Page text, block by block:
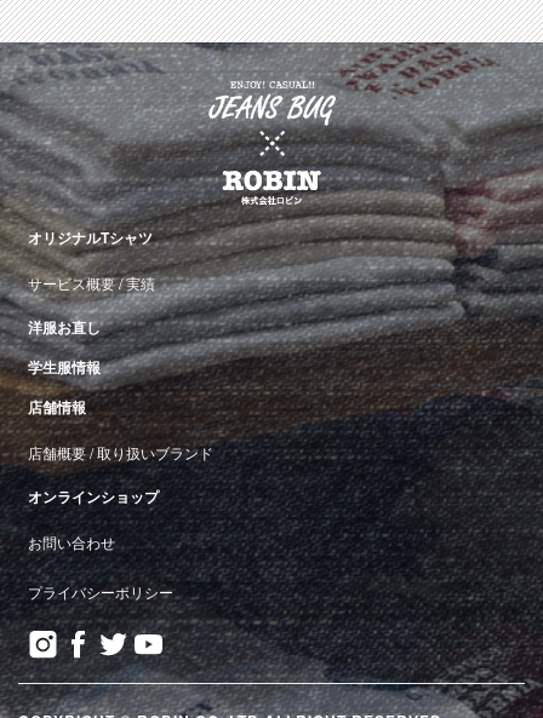
オリジナルTシャツ
サービス概要/実績
洋服お直し
学生服情報
店舗情報
店舗概要/取り扱いブランド
オンラインショップ
お問い合わせ
プライバシーポリシー